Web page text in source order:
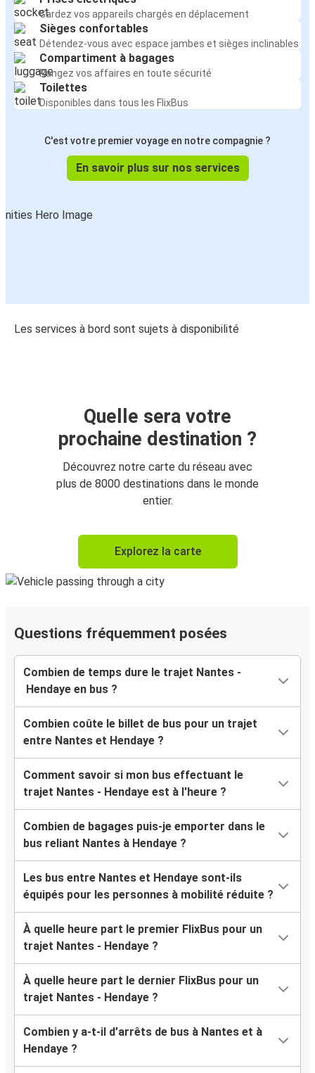
Gardez vos appareils chargés en déplacement
Sièges confortables
Détendez-vous avec espace jambes et sièges inclinables
Compartiment à bagages
Rangez vos affaires en toute sécurité
Toilettes
Disponibles dans tous les FlixBus
C'est votre premier voyage en notre compagnie ?
En savoir plus sur nos services
Les services à bord sont sujets à disponibilité
Quelle sera votre
prochaine destination ?
Découvrez notre carte du réseau avec
plus de 8000 destinations dans le monde
entier.
Explorez la carte
Questions fréquemment posées
Combien de temps dure le trajet Nantes -
Hendaye en bus ?
Combien coûte le billet de bus pour un trajet
entre Nantes et Hendaye ?
Comment savoir si mon bus effectuant le
trajet Nantes - Hendaye est à l'heure ?
Combien de bagages puis-je emporter dans le
bus reliant Nantes à Hendaye ?
Les bus entre Nantes et Hendaye sont-ils
équipés pour les personnes à mobilité réduite ?
À quelle heure part le premier FlixBus pour un
trajet Nantes - Hendaye ?
À quelle heure part le dernier FlixBus pour un
trajet Nantes - Hendaye ?
Combien y a-t-il d’arrêts de bus à Nantes et à
Hendaye ?